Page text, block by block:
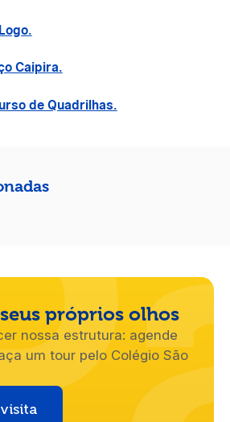
Caipira.
de Quadrilhas.
próprios olhos
nossa estrutura: agende
um tour pelo Colégio São